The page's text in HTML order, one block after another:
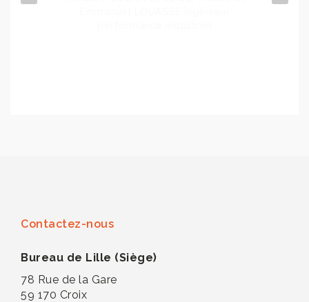
Contactez-nous
Bureau de Lille (Siège)
78 Rue de la Gare
59 170 Croix